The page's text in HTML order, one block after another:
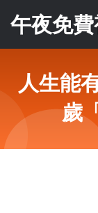
午夜免
人生能
歲